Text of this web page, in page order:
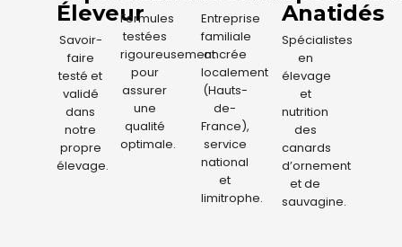
Éleveur
Savoir-
faire
testé et
validé
dans
notre
propre
élevage.
Formules
testées
rigoureusement
pour
assurer
une
qualité
optimale.
Entreprise
familiale
ancrée
localement
(Hauts-
de-
France),
service
national
et
limitrophe.
Anatidés
Spécialistes
en
élevage
et
nutrition
des
canards
d’ornement
et de
sauvagine.